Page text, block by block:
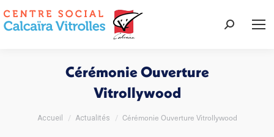
Recherche
Cérémonie Ouverture
Vitrollywood
Accueil Actualités Cérémonie Ouverture Vitrollywood